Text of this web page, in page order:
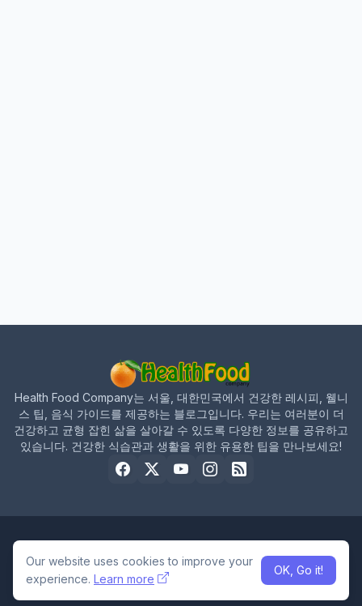
Health Food Company는 서울, 대한민국에서 건강한 레시피, 웰니
스 팁, 음식 가이드를 제공하는 블로그입니다. 우리는 여러분이 더
건강하고 균형 잡힌 삶을 살아갈 수 있도록 다양한 정보를 공유하고
있습니다. 건강한 식습관과 생활을 위한 유용한 팁을 만나보세요!
Built by-Md Tajul islam at Smile it Solution
Our website uses cookies to improve your
experience. Learn more
OK, Go it!